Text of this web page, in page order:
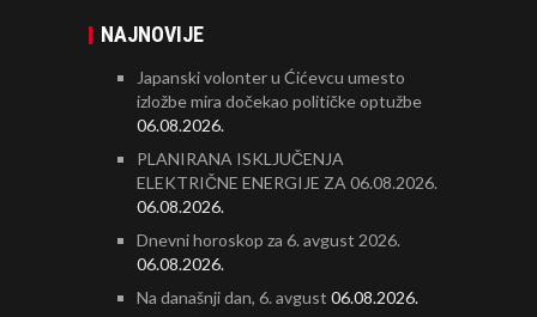
NAJNOVIJE
Japanski volonter u Ćićevcu umesto
izložbe mira dočekao političke optužbe
06.08.2026.
PLANIRANA ISKLJUČENJA
ELEKTRIČNE ENERGIJE ZA 06.08.2026.
06.08.2026.
Dnevni horoskop za 6. avgust 2026.
06.08.2026.
Na današnji dan, 6. avgust 06.08.2026.